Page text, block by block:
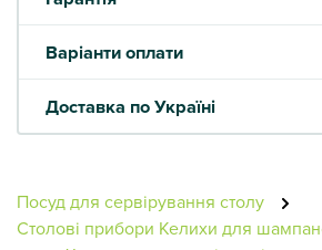
Варіанти оплати
Доставка по Україні
Посуд для сервірування столу
Столові прибори Келихи для